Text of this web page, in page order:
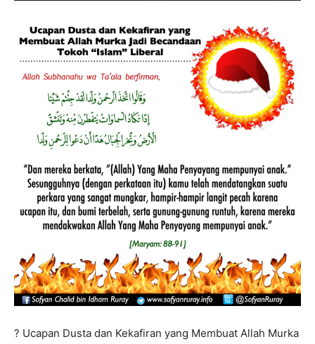
? Ucapan Dusta dan Kekafiran yang Membuat Allah Murka